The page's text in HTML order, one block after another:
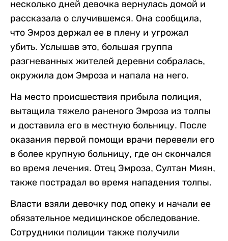
несколько дней девочка вернулась домой и
рассказала о случившемся. Она сообщила,
что Эмроз держал ее в плену и угрожал
убить. Услышав это, большая группа
разгневанных жителей деревни собралась,
окружила дом Эмроза и напала на него.
На место происшествия прибыла полиция,
вытащила тяжело раненого Эмроза из толпы
и доставила его в местную больницу. После
оказания первой помощи врачи перевели его
в более крупную больницу, где он скончался
во время лечения. Отец Эмроза, Султан Миян,
также пострадал во время нападения толпы.
Власти взяли девочку под опеку и начали ее
обязательное медицинское обследование.
Сотрудники полиции также получили